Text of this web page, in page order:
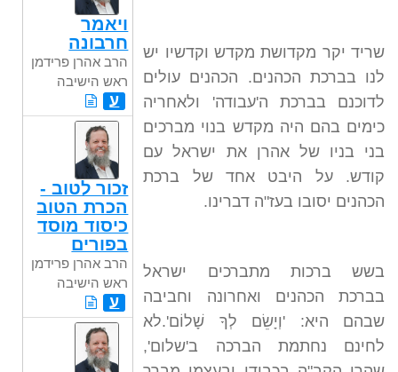
שריד יקר מקדושת מקדש וקדשיו יש
לנו בברכת הכהנים. הכהנים עולים
לדוכנם בברכת ה'עבודה' ולאחריה
כימים בהם היה מקדש בנוי מברכים
בני בניו של אהרן את ישראל עם
קודש. על היבט אחד של ברכת
הכהנים יסובו בעז"ה דברינו.
בשש ברכות מתברכים ישראל
בברכת הכהנים ואחרונה וחביבה
שבהם היא: 'וְיָשֵׂם לְךָ שָׁלוֹם'.לא
לחינם נחתמת הברכה ב'שלום',
ויאמר
חרבונה
הרב אהרן פרידמן
ראש הישיבה
ע
זכור לטוב -
הכרת הטוב
כיסוד מוסד
בפורים
הרב אהרן פרידמן
ראש הישיבה
ע